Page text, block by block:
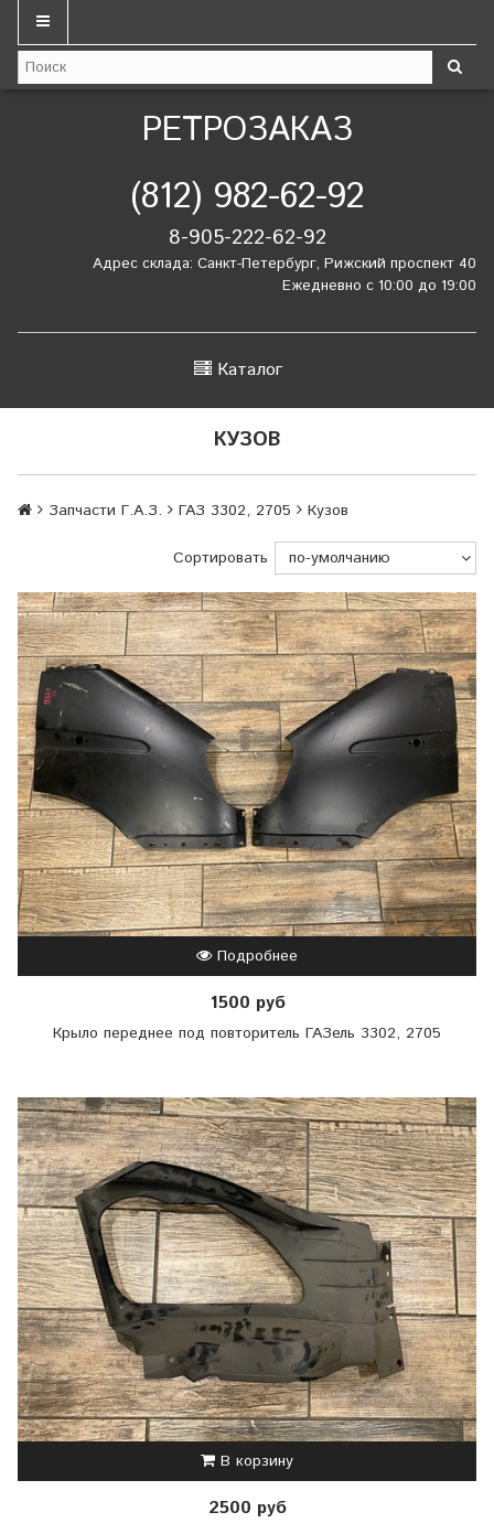
РЕТРОЗАКАЗ
(812) 982-62-92
8-905-222-62-92
Адрес склада: Санкт-Петербург, Рижский проспект 40
Ежедневно с 10:00 до 19:00
Каталог
КУЗОВ
Запчасти Г.А.З. ГАЗ 3302, 2705 Кузов
Сортировать
Подробнее
1500 руб
Крыло переднее под повторитель ГАЗель 3302, 2705
В корзину
2500 руб